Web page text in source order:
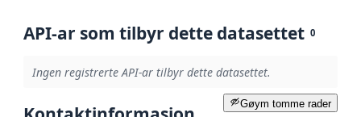
API-ar som tilbyr dette datasettet 0
Ingen registrerte API-ar tilbyr dette datasettet.
Gøym tomme rader